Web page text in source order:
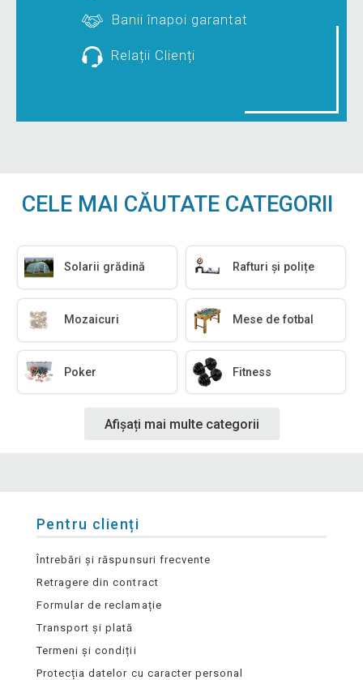
Banii înapoi garantat
Relații Clienți
CELE MAI CĂUTATE CATEGORII
Solarii grădină Rafturi și polițe
Mozaicuri Mese de fotbal
Poker Fitness
Afișați mai multe categorii
Pentru clienți
Întrebări și răspunsuri frecvente
Retragere din contract
Formular de reclamație
Transport și plată
Termeni și condiții
Protecția datelor cu caracter personal